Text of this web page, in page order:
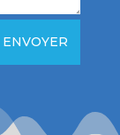
ENVOYER